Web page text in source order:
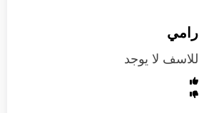
رامي
للاسف لا يوجد